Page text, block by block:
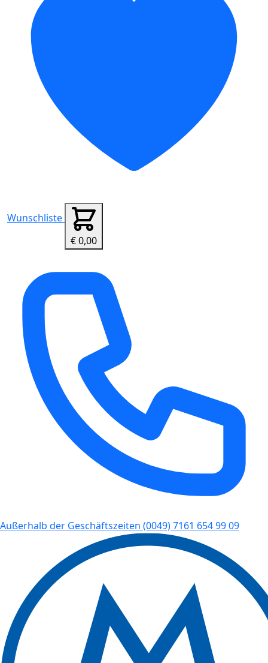
Wunschliste
€ 0,00
Außerhalb der Geschäftszeiten (0049) 7161 654 99 09